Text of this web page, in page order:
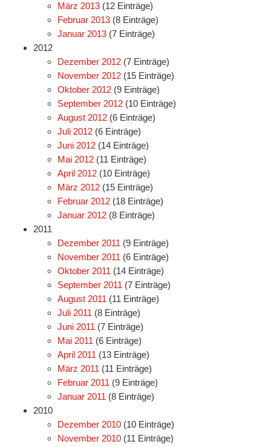
März 2013 (12 Einträge)
Februar 2013 (8 Einträge)
Januar 2013 (7 Einträge)
2012
Dezember 2012 (7 Einträge)
November 2012 (15 Einträge)
Oktober 2012 (9 Einträge)
September 2012 (10 Einträge)
August 2012 (6 Einträge)
Juli 2012 (6 Einträge)
Juni 2012 (14 Einträge)
Mai 2012 (11 Einträge)
April 2012 (10 Einträge)
März 2012 (15 Einträge)
Februar 2012 (18 Einträge)
Januar 2012 (8 Einträge)
2011
Dezember 2011 (9 Einträge)
November 2011 (6 Einträge)
Oktober 2011 (14 Einträge)
September 2011 (7 Einträge)
August 2011 (11 Einträge)
Juli 2011 (8 Einträge)
Juni 2011 (7 Einträge)
Mai 2011 (6 Einträge)
April 2011 (13 Einträge)
März 2011 (11 Einträge)
Februar 2011 (9 Einträge)
Januar 2011 (8 Einträge)
2010
Dezember 2010 (10 Einträge)
November 2010 (11 Einträge)